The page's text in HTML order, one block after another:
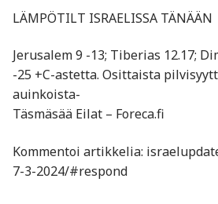
LÄMPÖTILT ISRAELISSA TÄNÄÄN
Jerusalem 9 -13; Tiberias 12.17;
-25 +C-astetta. Osittaista
auinkoista-
Täsmäsää Eilat – Foreca.fi
Kommentoi artikkelia:
7-3-2024/#respond